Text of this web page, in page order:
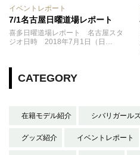
イベントレポート
7/1名古屋日曜道場レポート
喜多日曜道場レポート 名古屋スタ
ジオ日時 2018年7月1日（日…
CATEGORY
在籍モデル紹介 シバリガール
グッズ紹介 イベントレポート